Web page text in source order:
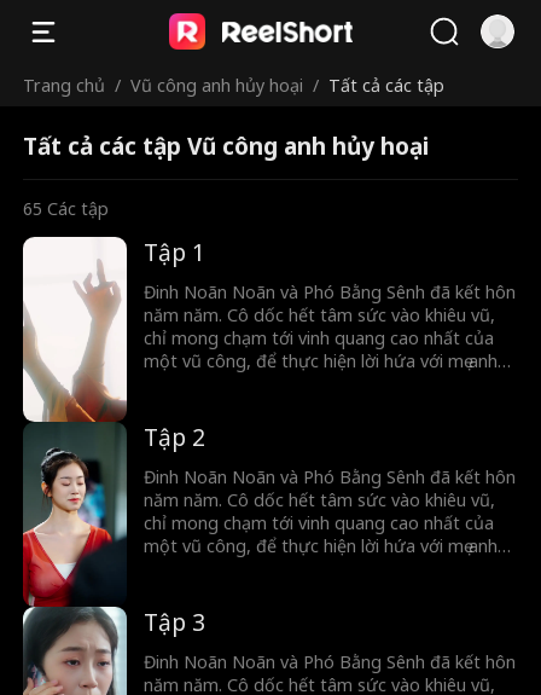
Trang chủ / Vũ công anh hủy hoại / Tất cả các tập
Tất cả các tập Vũ công anh hủy hoại
65 Các tập
Tập 1
Đinh Noãn Noãn và Phó Bằng Sênh đã kết hôn
năm năm. Cô dốc hết tâm sức vào khiêu vũ,
chỉ mong chạm tới vinh quang cao nhất của
một vũ công, để thực hiện lời hứa với mẹ anh
bình minh dường như sắp ló rạng, tình cảm
mãnh liệt năm nào lại bị bào mòn dần trong
cuộc sống ngày một nhạt nhòa. Đinh Noãn
Noãn chợt nhận ra… Phó Bằng Sênh dường
như đã không còn yêu cô nữa.
Tập 2
Đinh Noãn Noãn và Phó Bằng Sênh đã kết hôn
năm năm. Cô dốc hết tâm sức vào khiêu vũ,
chỉ mong chạm tới vinh quang cao nhất của
một vũ công, để thực hiện lời hứa với mẹ anh
bình minh dường như sắp ló rạng, tình cảm
mãnh liệt năm nào lại bị bào mòn dần trong
cuộc sống ngày một nhạt nhòa. Đinh Noãn
Noãn chợt nhận ra… Phó Bằng Sênh dường
Tập 3
Đinh Noãn Noãn và Phó Bằng Sênh đã kết hôn
năm năm. Cô dốc hết tâm sức vào khiêu vũ,